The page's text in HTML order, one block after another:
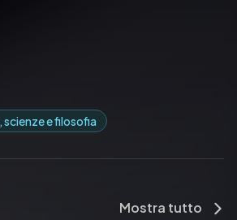
meticulously edited and formatted to
e-readers and devices. Our goal is to
scienze e filosofia
Mostra tutto